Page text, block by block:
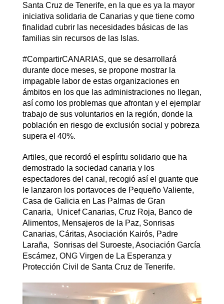
Santa Cruz de Tenerife, en la que es ya la mayor
iniciativa solidaria de Canarias y que tiene como
finalidad cubrir las necesidades básicas de las
familias sin recursos de las Islas.
#CompartirCANARIAS, que se desarrollará
durante doce meses, se propone mostrar la
impagable labor de estas organizaciones en
ámbitos en los que las administraciones no llegan,
así como los problemas que afrontan y el ejemplar
trabajo de sus voluntarios en la región, donde la
población en riesgo de exclusión social y pobreza
supera el 40%.
Artiles, que recordó el espíritu solidario que ha
demostrado la sociedad canaria y los
espectadores del canal, recogió así el guante que
le lanzaron los portavoces de Pequeño Valiente,
Casa de Galicia en Las Palmas de Gran
Canaria, Unicef Canarias, Cruz Roja, Banco de
Alimentos, Mensajeros de la Paz, Sonrisas
Canarias, Cáritas, Asociación Kairós, Padre
Laraña, Sonrisas del Suroeste, Asociación García
Escámez, ONG Virgen de La Esperanza y
Protección Civil de Santa Cruz de Tenerife.